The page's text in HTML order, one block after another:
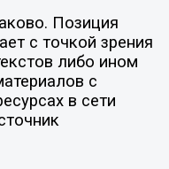
Позиция
с точкой зрения
либо ином
с
в сети